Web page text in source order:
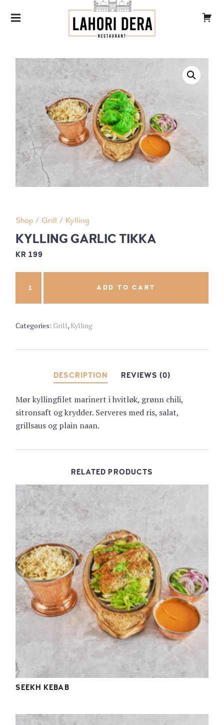
TANDOORI
Shop Grill Kylling
KYLLING GARLIC TIKKA
KR 199
ADD TO CART
Categories: Grill, Kylling
DESCRIPTION REVIEWS (0)
Mør kyllingfilet marinert i hvitløk, grønn chili,
sitronsaft og krydder. Serveres med ris, salat,
grillsaus og plain naan.
RELATED PRODUCTS
SEEKH KEBAB